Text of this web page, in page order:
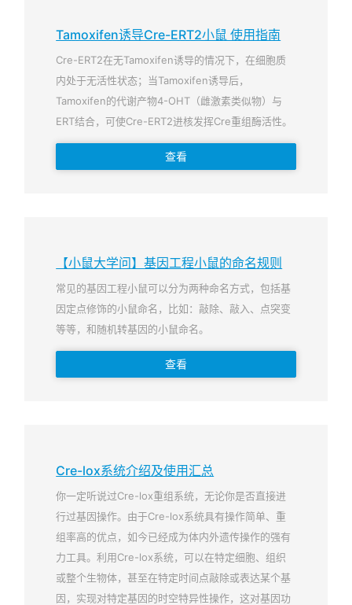
Tamoxifen诱导Cre-ERT2小鼠 使用指南
Cre-ERT2在无Tamoxifen诱导的情况下，在细胞质
内处于无活性状态；当Tamoxifen诱导后，
Tamoxifen的代谢产物4-OHT（雌激素类似物）与
ERT结合，可使Cre-ERT2进核发挥Cre重组酶活性。
查看
【小鼠大学问】基因工程小鼠的命名规则
常见的基因工程小鼠可以分为两种命名方式，包括基
因定点修饰的小鼠命名，比如：敲除、敲入、点突变
等等，和随机转基因的小鼠命名。
查看
Cre-lox系统介绍及使用汇总
你一定听说过Cre-lox重组系统，无论你是否直接进
行过基因操作。由于Cre-lox系统具有操作简单、重
组率高的优点，如今已经成为体内外遗传操作的强有
力工具。利用Cre-lox系统，可以在特定细胞、组织
或整个生物体，甚至在特定时间点敲除或表达某个基
因，实现对特定基因的时空特异性操作，这对基因功